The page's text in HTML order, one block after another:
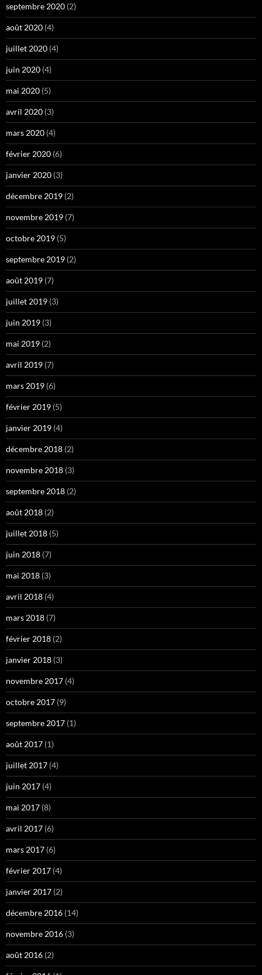
septembre 2020 (2)
août 2020 (4)
juillet 2020 (4)
juin 2020 (4)
mai 2020 (5)
avril 2020 (3)
mars 2020 (4)
février 2020 (6)
janvier 2020 (3)
décembre 2019 (2)
novembre 2019 (7)
octobre 2019 (5)
septembre 2019 (2)
août 2019 (7)
juillet 2019 (3)
juin 2019 (3)
mai 2019 (2)
avril 2019 (7)
mars 2019 (6)
février 2019 (5)
janvier 2019 (4)
décembre 2018 (2)
novembre 2018 (3)
septembre 2018 (2)
août 2018 (2)
juillet 2018 (5)
juin 2018 (7)
mai 2018 (3)
avril 2018 (4)
mars 2018 (7)
février 2018 (2)
janvier 2018 (3)
novembre 2017 (4)
octobre 2017 (9)
septembre 2017 (1)
août 2017 (1)
juillet 2017 (4)
juin 2017 (4)
mai 2017 (8)
avril 2017 (6)
mars 2017 (6)
février 2017 (4)
janvier 2017 (2)
décembre 2016 (14)
novembre 2016 (3)
août 2016 (2)